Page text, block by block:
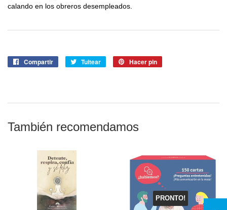
calando en los obreros desempleados.
Compartir
CompartirTuitear
Tuitear Hacer pin
También recomendamos
PRONTO!